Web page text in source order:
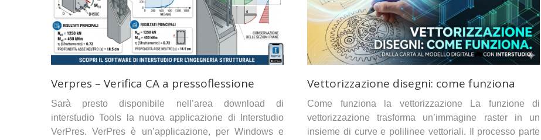
Verpres – Verifica CA a pressoflessione
Sarà presto disponibile nell’area download di
interstudio Tools la nuova applicazione di Interstudio
VerPres. VerPres è un’applicazione, per Windows e
Vettorizzazione disegni: come funziona
Come funziona la vettorizzazione La funzione di
vettorizzazione trasforma un’immagine raster in un
insieme di curve e polilinee vettoriali. Il processo parte